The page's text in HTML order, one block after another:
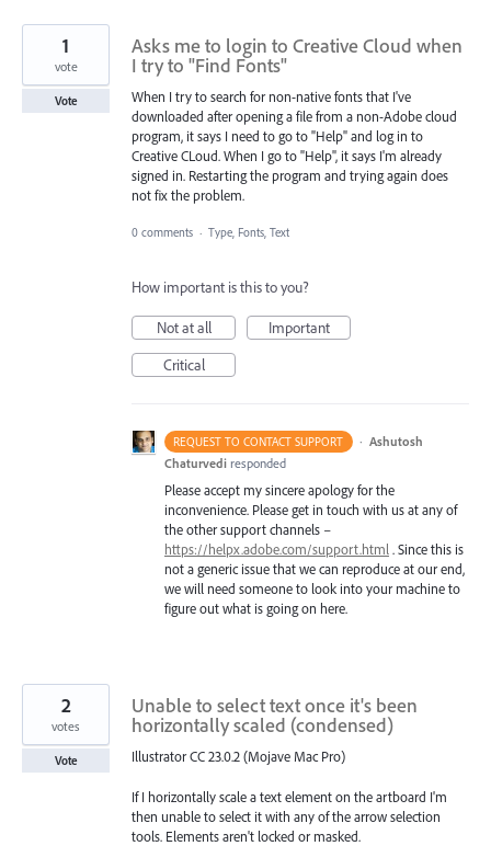
Asks me to login to Creative Cloud when
I try to "Find Fonts"
When I try to search for non-native fonts that I've
downloaded after opening a file from a non-Adobe cloud
program, it says I need to go to "Help" and log in to
Creative CLoud. When I go to "Help", it says I'm already
signed in. Restarting the program and trying again does
not fix the problem.
1
vote
Vote
0 comments · Type, Fonts, Text
How important is this to you?
Not at all
Important
Critical
REQUEST TO CONTACT SUPPORT · Ashutosh
Chaturvedi responded
Please accept my sincere apology for the
inconvenience. Please get in touch with us at any of
the other support channels –
https://helpx.adobe.com/support.html. Since this is
not a generic issue that we can reproduce at our end,
we will need someone to look into your machine to
figure out what is going on here.
Unable to select text once it's been
horizontally scaled (condensed)
Illustrator CC 23.0.2 (Mojave Mac Pro)
If I horizontally scale a text element on the artboard I'm
then unable to select it with any of the arrow selection
tools. Elements aren't locked or masked.
2
votes
Vote